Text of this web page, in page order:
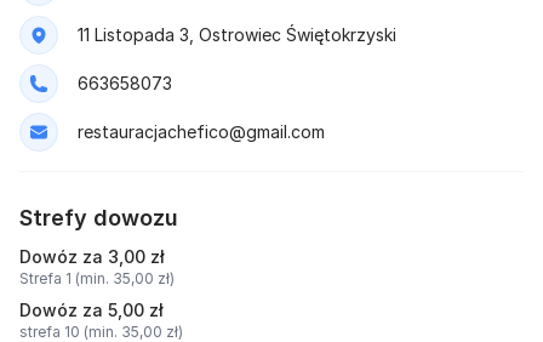
11 Listopada 3, Ostrowiec Świętokrzyski
663658073
restauracjachefico@gmail.com
Strefy dowozu
Dowóz za 3,00 zł
Strefa 1 (min. 35,00 zł)
Dowóz za 5,00 zł
strefa 10 (min. 35,00 zł)